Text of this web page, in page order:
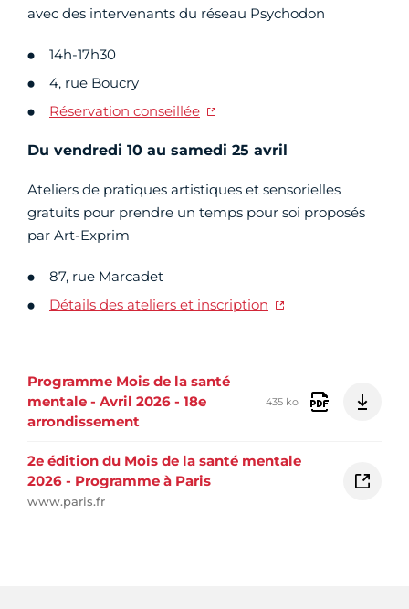
avec des intervenants du réseau Psychodon
14h-17h30
4, rue Boucry
Réservation conseillée
Du vendredi 10 au samedi 25 avril
Ateliers de pratiques artistiques et sensorielles
gratuits pour prendre un temps pour soi proposés
par Art-Exprim
87, rue Marcadet
Détails des ateliers et inscription
Programme Mois de la santé
mentale - Avril 2026 - 18e
arrondissement
435 ko
2e édition du Mois de la santé mentale
2026 - Programme à Paris
www.paris.fr